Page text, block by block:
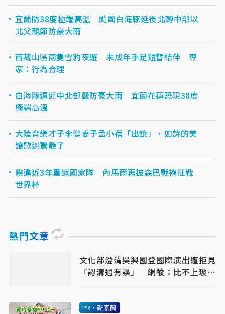
宜蘭防38度極端高溫 颱風白海豚延後北轉中部以
北父親節防豪大雨
西藏山區兩隻雪豹夜遊 未成年手足短暫結伴 專
家：行為合理
白海豚逼近中北部嚴防豪大雨 宜蘭花蓮恐現38度
極端高溫
大陸音樂才子李健妻子孟小蓓「出鏡」，如詩的美
讓歌迷驚艷了
睽違近3年重返國家隊 內馬爾再披森巴戰袍征戰
世界杯
熱門文章
文化部澄清吳興國登國際演出遭拒見
「認溝通有誤」 網酸：比不上玻璃
睪丸嗎
PR・新素簡